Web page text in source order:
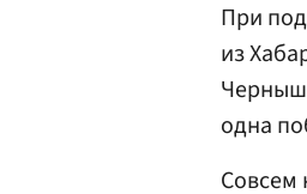
При
из
одна
Совсем